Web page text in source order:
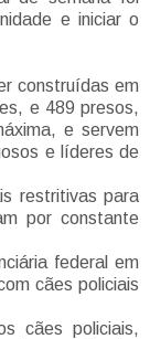
e iniciar o
construídas em
e 489 presos,
e servem
e líderes de
restritivas para
por constante
federal em
cães policiais
cães policiais,